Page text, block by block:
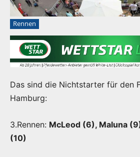
Rennen
Das sind die Nichtstarter für den
Hamburg:
3.Rennen: McLeod (6), Maluna
(10)